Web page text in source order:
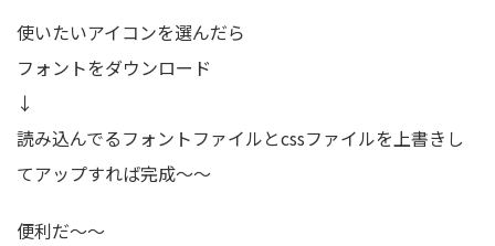
使いたいアイコンを選んだら
フォントをダウンロード
↓
読み込んでるフォントファイルとcssファイルを上書きし
てアップすれば完成～～
便利だ～～